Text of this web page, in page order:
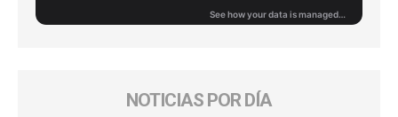
NOTICIAS POR DÍA